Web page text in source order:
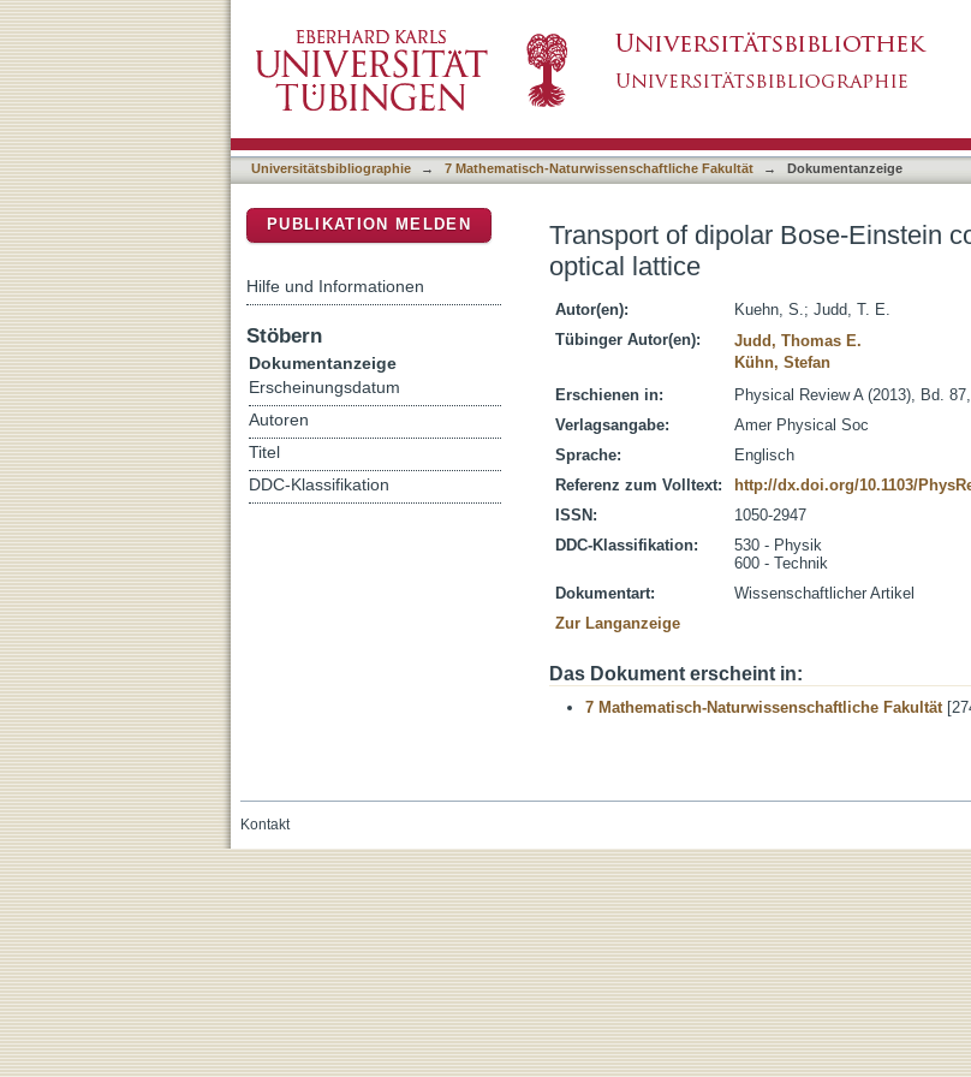
Universitätsbibliographie → 7 Mathematisch-Naturwissenschaftliche Fakultät → Dokumentanzeige
Transport of dipolar Bose-Einstein
optical lattice
Autor(en): Kuehn, S.; Judd, T. E.
Tübinger Autor(en):
Judd, Thomas E.
Kühn, Stefan
Erschienen in:
Physical Review A (2013), Bd.
Verlagsangabe:
Amer Physical Soc
Sprache:
Englisch
Referenz zum Volltext:
http://dx.doi.org/10.1103/
ISSN:
1050-2947
DDC-Klassifikation:
530 - Physik
600 - Technik
Dokumentart:
Wissenschaftlicher Artikel
Zur Langanzeige
Das Dokument erscheint in:
7 Mathematisch-Naturwissenschaftliche Fakultät
PUBLIKATION MELDEN
Hilfe und Informationen
Stöbern
Dokumentanzeige
Erscheinungsdatum
Autoren
Titel
DDC-Klassifikation
Kontakt